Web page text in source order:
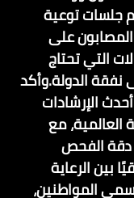
جلسات توعية
على
التي تحتاج
الدولة.وأكد
الإرشادات
مع
دقة الفحص
بين الرعاية
المواطنين،